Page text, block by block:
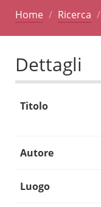
Home Ricerca
Dettagli
Titolo
Autore
Luogo